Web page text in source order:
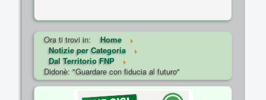
Ora ti trovi in:
Home
Notizie per Categoria
Dal Territorio FNP
Didonè: "Guardare con fiducia al futuro"